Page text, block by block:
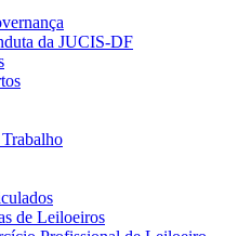
da JUCIS-DF
de Leiloeiros